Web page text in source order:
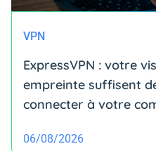
VPN
ExpressVPN : votre
empreinte suffisent
connecter à votre
06/08/2026